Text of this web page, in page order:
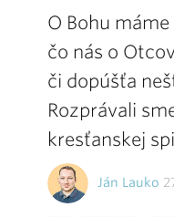
O Bohu
čo nás o
či dopúšťa
Rozprávali
kresťanskej
Ján Lauko